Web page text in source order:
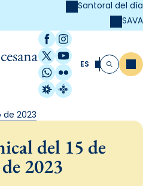
Santoral del día
SAVA
Facebook
Instagram
X / Twitter
YouTube
WhatsApp
Flickr
Radio Estel
Catalunya
ES Buscar
de 2023
del 15 de
2023